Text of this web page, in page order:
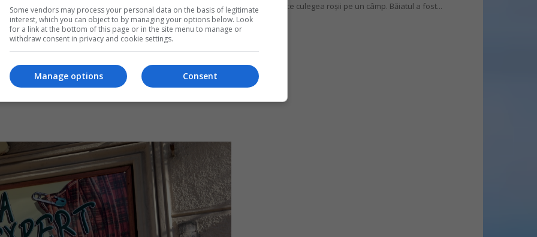
denumit Sarta Expert”, unde creează și
și copii.
simțit deloc străină și nu m-am comportat niciodată
curajul și forța de a deschide o activitate proprie.”
în timp ce culegea roșii pe un câmp. Băiatul a fost...
Some vendors may process your personal data on the basis of legitimate
interest, which you can object to by managing your options below. Look
for a link at the bottom of this page or in the site menu to manage or
withdraw consent in privacy and cookie settings.
Consent
Manage options